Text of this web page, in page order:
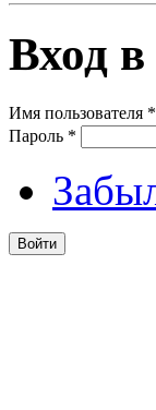
Вход
Имя пользователя *
Пароль *